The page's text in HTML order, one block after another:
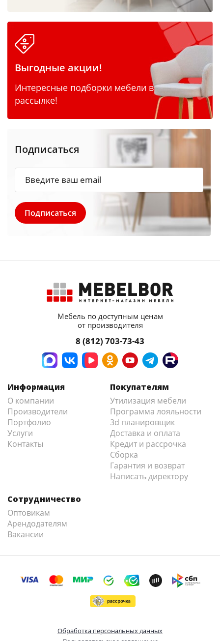
Выгодные акции!
Интересные подборки мебели в
рассылке!
Подписаться
Мебель по доступным ценам
от производителя
8 (812) 703-73-43
Информация
О компании
Производители
Портфолио
Услуги
Контакты
Покупателям
Утилизация мебели
Программа лояльности
3d планировщик
Доставка и оплата
Кредит и рассрочка
Сборка
Гарантия и возврат
Написать директору
Сотрудничество
Оптовикам
Арендодателям
Вакансии
Обработка персональных данных